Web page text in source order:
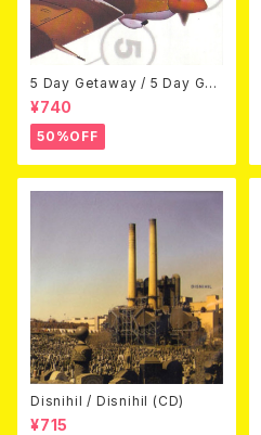
5 Day Getaway / 5 Day Get
away (CDEP)
¥740
50%OFF
Disnihil / Disnihil (CD)
¥715